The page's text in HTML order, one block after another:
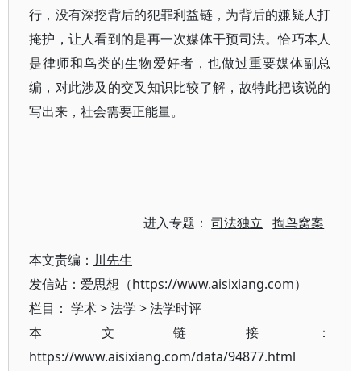
行，没有深挖背后的犯罪利益链，为背后的嫌疑人打
掩护，让人看到的是再一次媒体干预司法。恰巧本人
是律师和鸟类的生物爱好者，也做过重要媒体副总
编，对此涉及的交叉知识比较了解，故特此把该说的
写出来，社会需要正能量。
进入专题：司法独立 掏鸟窝案
本文责编： 川先生
发信站：爱思想（https://www.aisixiang.com）
栏目： 学术>法学 >法学时评
本文链接：
https://www.aisixiang.com/data/94877.html